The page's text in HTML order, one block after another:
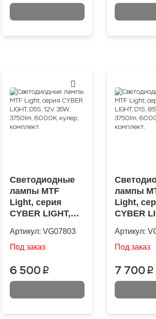
Светодиодные
лампы MTF
Light, серия
CYBER LIGHT,
3750lm, 6000K,
кулер, комплект.
Артикул: VG07803
Под заказ
6 500 p
лампы
Light,
CYBER
3750lm,
кулер,
Артикул:
Под заказ
7 700 p